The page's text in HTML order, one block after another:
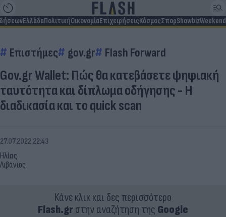
ΕλλάδαΠολιτικήΟικονομίαΕπιχειρήσειςΚόσμοςΣπορShowbizWeekend
Επιστήμες gov.gr Flash Forward
Gov.gr Wallet: Πώς θα κατεβάσετε ψηφιακή
ταυτότητα και δίπλωμα οδήγησης - Η
διαδικασία και το quick scan
Ηλίας
Λιβάνιος
27.07.2022 22:43
Κάνε κλικ και δες περισσότερο
Flash.grστην αναζήτηση της Google